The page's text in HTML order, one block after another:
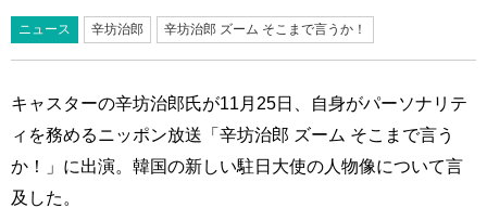
ニュース 辛坊治郎 辛坊治郎 ズーム そこまで言うか！
キャスターの辛坊治郎氏が11月25日、自身がパーソナリテ
ィを務めるニッポン放送「辛坊治郎 ズーム そこまで言う
か！」に出演。韓国の新しい駐日大使の人物像について言
及した。